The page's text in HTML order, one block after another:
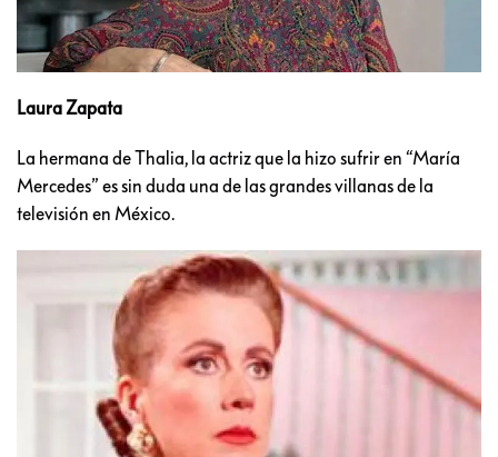
Laura Zapata
La hermana de Thalia, la actriz que la hizo sufrir en “María
Mercedes” es sin duda una de las grandes villanas de la
televisión en México.